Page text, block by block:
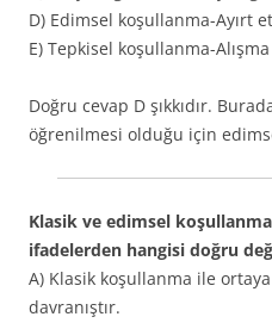
D) Edimsel koşullanma-Ayırt
E) Tepkisel koşullanma-Alışma
Doğru cevap D şıkkıdır.
öğrenilmesi olduğu için
Klasik ve edimsel
ifadelerden hangisi doğru
A) Klasik koşullanma ile
davranıştır.